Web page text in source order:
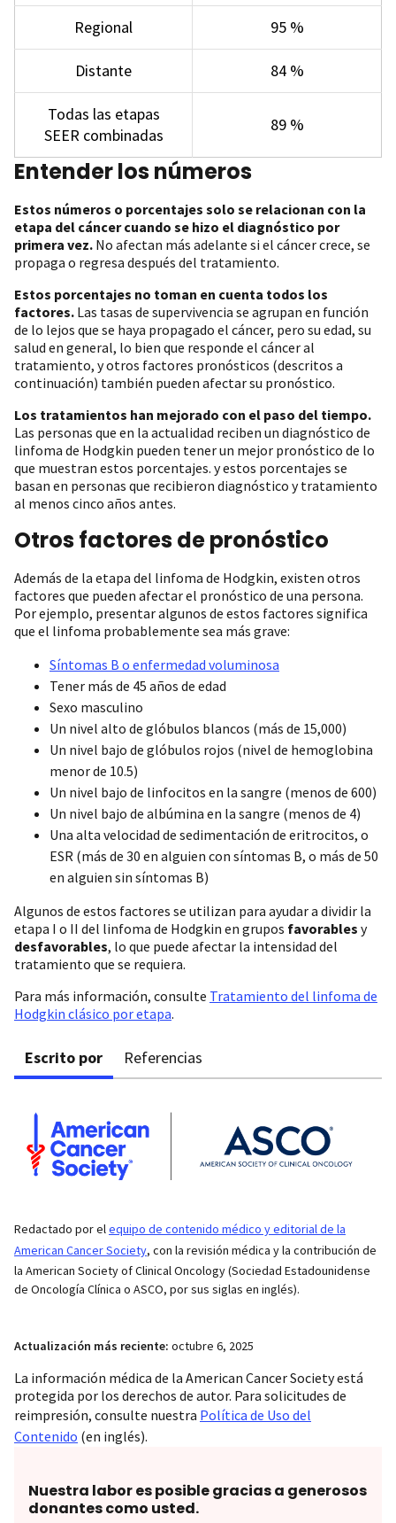
Regional 95 %
Distante 84 %
Todas las etapas
SEER combinadas
89 %
Entender los números
Estos números o porcentajes solo se relacionan con la
etapa del cáncer cuando se hizo el diagnóstico por
primera vez. No afectan más adelante si el cáncer crece, se
propaga o regresa después del tratamiento.
Estos porcentajes no toman en cuenta todos los
factores. Las tasas de supervivencia se agrupan en función
de lo lejos que se haya propagado el cáncer, pero su edad, su
salud en general, lo bien que responde el cáncer al
tratamiento, y otros factores pronósticos (descritos a
continuación) también pueden afectar su pronóstico.
Los tratamientos han mejorado con el paso del tiempo.
Las personas que en la actualidad reciben un diagnóstico de
linfoma de Hodgkin pueden tener un mejor pronóstico de lo
que muestran estos porcentajes. y estos porcentajes se
basan en personas que recibieron diagnóstico y tratamiento
al menos cinco años antes.
Otros factores de pronóstico
Además de la etapa del linfoma de Hodgkin, existen otros
factores que pueden afectar el pronóstico de una persona.
Por ejemplo, presentar algunos de estos factores significa
que el linfoma probablemente sea más grave:
Síntomas B o enfermedad voluminosa
Tener más de 45 años de edad
Sexo masculino
Un nivel alto de glóbulos blancos (más de 15,000)
Un nivel bajo de glóbulos rojos (nivel de hemoglobina
menor de 10.5)
Un nivel bajo de linfocitos en la sangre (menos de 600)
Un nivel bajo de albúmina en la sangre (menos de 4)
Una alta velocidad de sedimentación de eritrocitos, o
ESR (más de 30 en alguien con síntomas B, o más de 50
en alguien sin síntomas B)
Algunos de estos factores se utilizan para ayudar a dividir la
etapa I o II del linfoma de Hodgkin en grupos favorables y
desfavorables, lo que puede afectar la intensidad del
tratamiento que se requiera.
Para más información, consulte Tratamiento del linfoma de
Hodgkin clásico por etapa.
Escrito por Referencias
Redactado por elequipo de contenido médico y editorial de la
American Cancer Society, con la revisión médica y la contribución de
la American Society of Clinical Oncology (Sociedad Estadounidense
de Oncología Clínica o ASCO, por sus siglas en inglés).
Actualización más reciente: octubre 6, 2025
La información médica de la American Cancer Society está
protegida por los derechos de autor. Para solicitudes de
reimpresión, consulte nuestra Política de Uso del
Contenido (en inglés).
Nuestra labor es posible gracias a generosos
donantes como usted.